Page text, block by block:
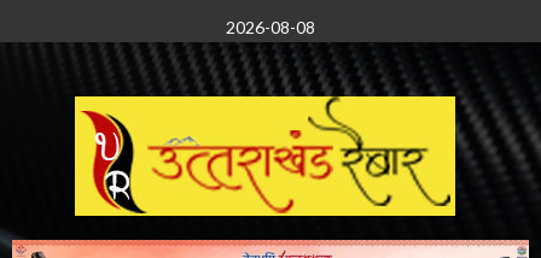
to
2026-08-08